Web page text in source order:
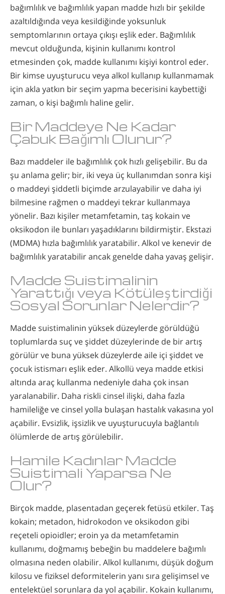
bağımlılık ve bağımlılık yapan madde hızlı bir şekilde
azaltıldığında veya kesildiğinde yoksunluk
semptomlarının ortaya çıkışı eşlik eder. Bağımlılık
mevcut olduğunda, kişinin kullanımı kontrol
etmesinden çok, madde kullanımı kişiyi kontrol eder.
Bir kimse uyuşturucu veya alkol kullanıp kullanmamak
için akla yatkın bir seçim yapma becerisini kaybettiği
zaman, o kişi bağımlı haline gelir.
Bir Maddeye Ne Kadar
Çabuk Bağımlı Olunur?
Bazı maddeler ile bağımlılık çok hızlı gelişebilir. Bu da
şu anlama gelir; bir, iki veya üç kullanımdan sonra kişi
o maddeyi şiddetli biçimde arzulayabilir ve daha iyi
bilmesine rağmen o maddeyi tekrar kullanmaya
yönelir. Bazı kişiler metamfetamin, taş kokain ve
oksikodon ile bunları yaşadıklarını bildirmiştir. Ekstazi
(MDMA) hızla bağımlılık yaratabilir. Alkol ve kenevir de
bağımlılık yaratabilir ancak genelde daha yavaş gelişir.
Madde Suistimalinin
Yarattığı veya Kötüleştirdiği
Sosyal Sorunlar Nelerdir?
Madde suistimalinin yüksek düzeylerde görüldüğü
toplumlarda suç ve şiddet düzeylerinde de bir artış
görülür ve buna yüksek düzeylerde aile içi şiddet ve
çocuk istismarı eşlik eder. Alkollü veya madde etkisi
altında araç kullanma nedeniyle daha çok insan
yaralanabilir. Daha riskli cinsel ilişki, daha fazla
hamileliğe ve cinsel yolla bulaşan hastalık vakasına yol
açabilir. Evsizlik, işsizlik ve uyuşturucuyla bağlantılı
ölümlerde de artış görülebilir.
Hamile Kadınlar Madde
Suistimali Yaparsa Ne
Olur?
Birçok madde, plasentadan geçerek fetüsü etkiler. Taş
kokain; metadon, hidrokodon ve oksikodon gibi
reçeteli opioidler; eroin ya da metamfetamin
kullanımı, doğmamış bebeğin bu maddelere bağımlı
olmasına neden olabilir. Alkol kullanımı, düşük doğum
kilosu ve fiziksel deformitelerin yanı sıra gelişimsel ve
entelektüel sorunlara da yol açabilir. Kokain kullanımı,